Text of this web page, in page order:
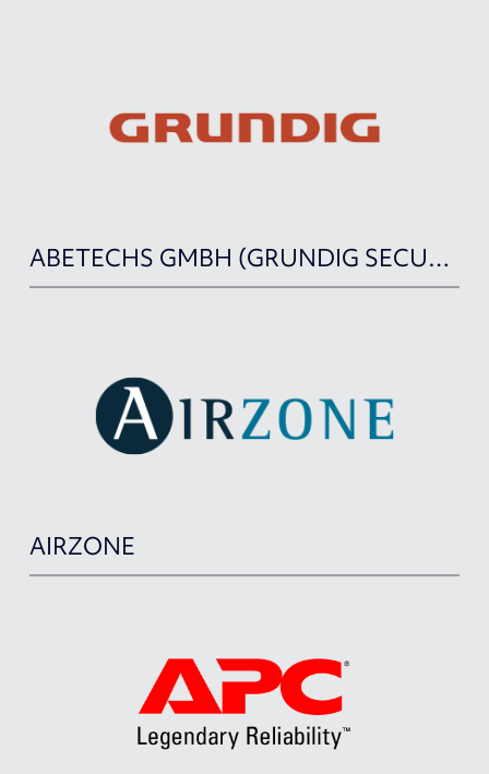
ABETECHS GMBH (GRUNDIG SECURITY)
AIRZONE